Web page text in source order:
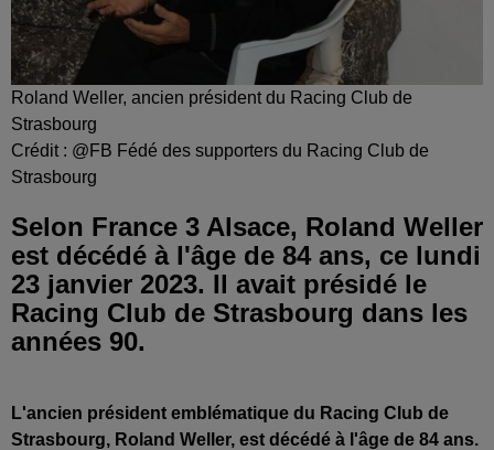
Roland Weller, ancien président du Racing Club de
Strasbourg
Crédit : @FB Fédé des supporters du Racing Club de
Strasbourg
Selon France 3 Alsace, Roland Weller
est décédé à l'âge de 84 ans, ce lundi
23 janvier 2023. Il avait présidé le
Racing Club de Strasbourg dans les
années 90.
L'ancien président emblématique du Racing Club de
Strasbourg, Roland Weller, est décédé à l'âge de 84 ans.